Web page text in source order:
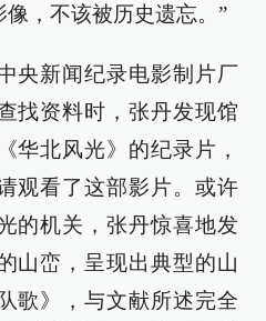
，不该被历史遗忘。”
央新闻纪录电影制片厂
找资料时，张丹发现馆
华北风光》的纪录片，
观看了这部影片。或许
的机关，张丹惊喜地发
山峦，呈现出典型的山
歌》，与文献所述完全